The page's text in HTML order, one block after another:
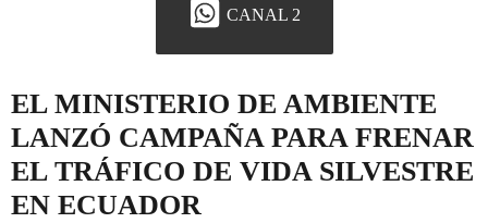
CANAL 2
EL MINISTERIO DE AMBIENTE
LANZÓ CAMPAÑA PARA FRENAR
EL TRÁFICO DE VIDA SILVESTRE
EN ECUADOR